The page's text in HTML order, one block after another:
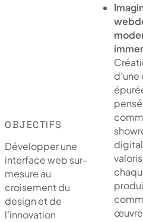
OBJECTIFS
Développer une
interface web sur-
mesure au
croisement du
design et de
l'innovation
d'une